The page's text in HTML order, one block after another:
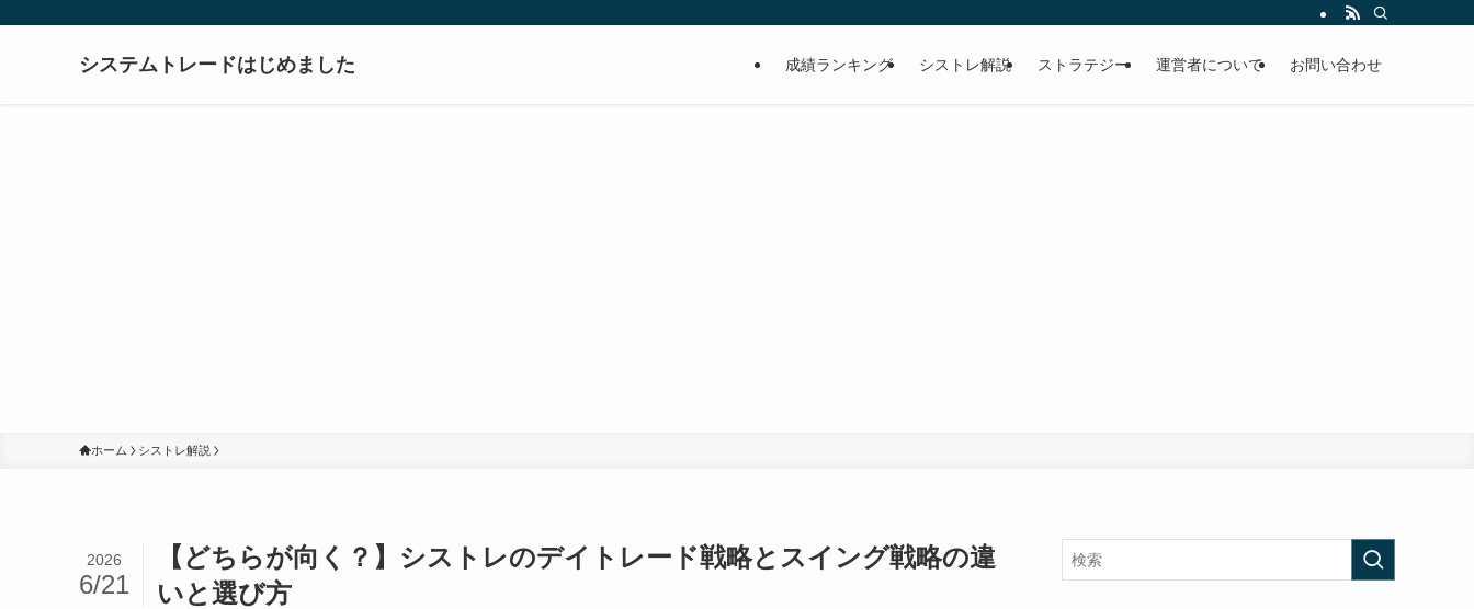
システムトレードはじめました 成績ランキング シストレ解説 ストラテジー 運営者について お問い合わせ
ホーム シストレ解説
【どちらが向く？】シストレのデイトレード戦略とスイング戦略の違
いと選び方
2026
6/21